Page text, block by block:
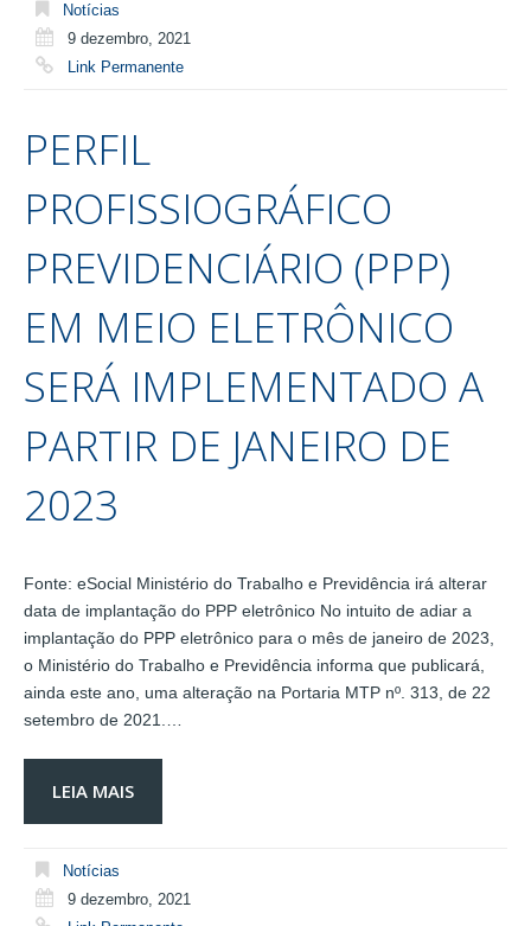
Notícias
9 dezembro, 2021
Link Permanente
PERFIL
PROFISSIOGRÁFICO
PREVIDENCIÁRIO (PPP)
EM MEIO ELETRÔNICO
SERÁ IMPLEMENTADO A
PARTIR DE JANEIRO DE
2023
Fonte: eSocial Ministério do Trabalho e Previdência irá alterar
data de implantação do PPP eletrônico No intuito de adiar a
implantação do PPP eletrônico para o mês de janeiro de 2023,
o Ministério do Trabalho e Previdência informa que publicará,
ainda este ano, uma alteração na Portaria MTP nº. 313, de 22
setembro de 2021.…
LEIA MAIS
Notícias
9 dezembro, 2021